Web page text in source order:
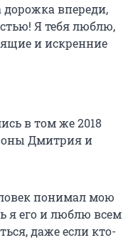
дорожка впереди,
Я тебя люблю,
и искренние
в том же 2018
Дмитрия и
понимал мою
я его и люблю всем
даже если кто-